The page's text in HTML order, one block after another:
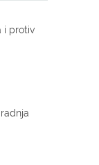
i protiv